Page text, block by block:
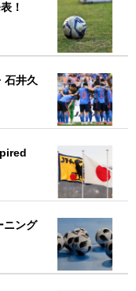
！
石井久
ニング